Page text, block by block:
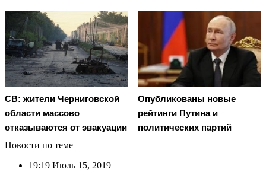
СВ: жители Черниговской
области массово
отказываются от эвакуации
Опубликованы новые
рейтинги Путина и
политических партий
Новости по теме
19:19 Июль 15, 2019